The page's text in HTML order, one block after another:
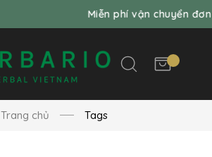
Miễn phí vận chuyển đơn hàng từ
Trang chủ Tags